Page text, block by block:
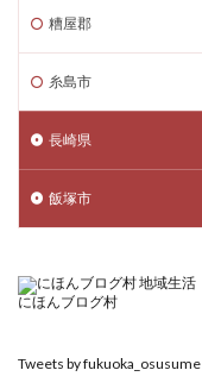
糟屋郡
糸島市
長崎県
飯塚市
にほんブログ村
Tweets by fukuoka_osusume